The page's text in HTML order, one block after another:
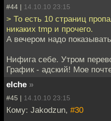
#44 | 14.10.10 23:15
> То есть 10 страниц
никаких tmp и прочего.
А вечером надо
Нифига себе. Утром
График - адский! Мое
elche »
#45 | 14.10.10 23:15
Кому: Jakodzun, #30